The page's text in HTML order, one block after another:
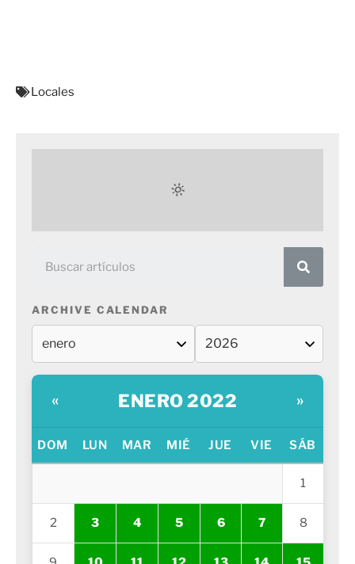
Locales
ARCHIVE CALENDAR
« ENERO 2022 »
DOM LUN MAR MIÉ JUE VIE SÁB
1
2 3 4 5 6 7 8